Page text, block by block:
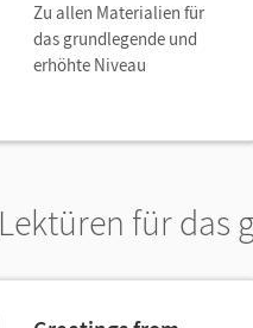
Zu allen Materialien für
das grundlegende und
erhöhte Niveau
Lektüren für das